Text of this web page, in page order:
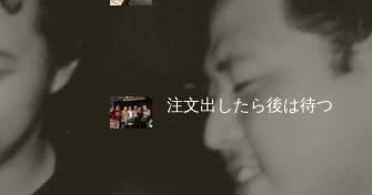
注文出したら後は待つ